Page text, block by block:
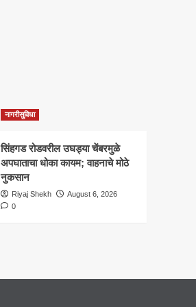
नागरीसुविधा
सिंहगड रोडवरील उघड्या चेंबरमुळे
अपघाताचा धोका कायम; वाहनाचे मोठे
नुकसान
Riyaj Shekh
August 6, 2026
0